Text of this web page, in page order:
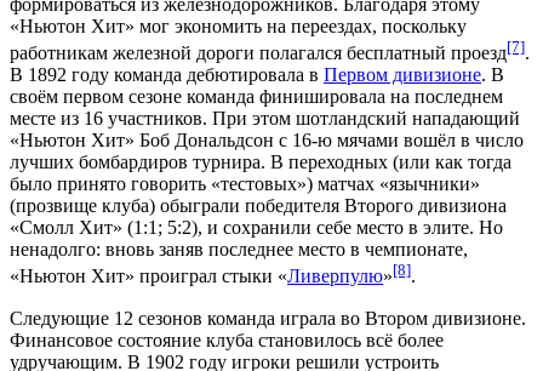
«Ньютон Хит» мог экономить на переездах, поскольку
работникам железной дороги полагался бесплатный проезд[7].
В 1892 году команда дебютировала в Первом дивизионе. В
своём первом сезоне команда финишировала на последнем
месте из 16 участников. При этом шотландский нападающий
«Ньютон Хит» Боб Дональдсон с 16-ю мячами вошёл в число
лучших бомбардиров турнира. В переходных (или как тогда
было принято говорить «тестовых») матчах «язычники»
(прозвище клуба) обыграли победителя Второго дивизиона
«Смолл Хит» (1:1; 5:2), и сохранили себе место в элите. Но
ненадолго: вновь заняв последнее место в чемпионате,
«Ньютон Хит» проиграл стыки «Ливерпулю»[8].
Следующие 12 сезонов команда играла во Втором дивизионе.
Финансовое состояние клуба становилось всё более
удручающим. В 1902 году игроки решили устроить